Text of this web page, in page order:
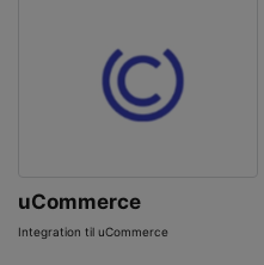
uCommerce
Integration til uCommerce